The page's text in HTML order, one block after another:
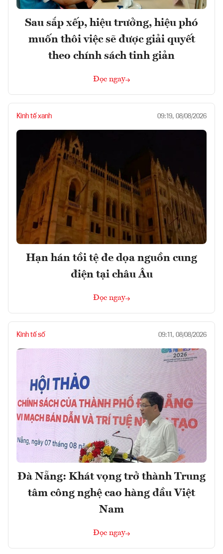
Sau sắp xếp, hiệu trưởng, hiệu phó
muốn thôi việc sẽ được giải quyết
theo chính sách tinh giản
Đọc ngay
Kinh tế xanh 09:19, 08/08/2026
Hạn hán tồi tệ đe dọa nguồn cung
điện tại châu Âu
Đọc ngay
Kinh tế số 09:11, 08/08/2026
Đà Nẵng: Khát vọng trở thành Trung
tâm công nghệ cao hàng đầu Việt
Nam
Đọc ngay